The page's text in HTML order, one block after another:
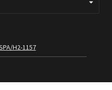
H2-1157